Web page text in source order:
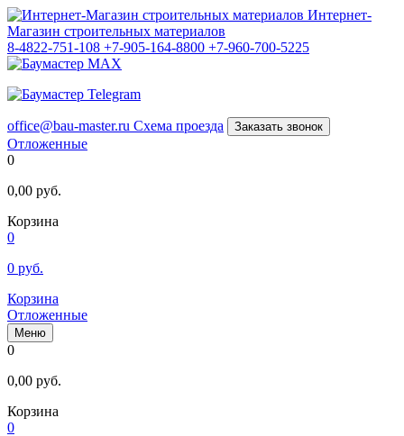
Интернет-
Магазин строительных материалов
8-4822-751-108 +7-905-164-8800 +7-960-700-5225
office@bau-master.ru Схема проезда Заказать звонок
Отложенные
0
0,00 руб.
Корзина
0
0 руб.
Корзина
Отложенные
Меню
0
0,00 руб.
Корзина
0